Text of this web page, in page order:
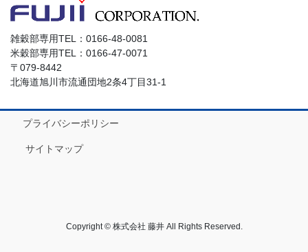
雑穀部専用TEL：0166-48-0081
米穀部専用TEL：0166-47-0071
〒079-8442
北海道旭川市流通団地2条4丁目31-1
プライバシーポリシー
サイトマップ
Copyright © 株式会社 藤井 All Rights Reserved.